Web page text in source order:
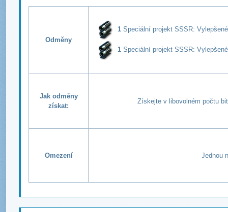
Odměny
1 Speciální projekt SSSR:
1 Speciální projekt SSSR: V
Jak odměny
získat:
Získejte v libovolném počtu
Omezení Jednou